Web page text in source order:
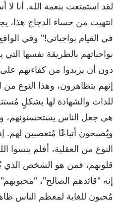
لقد استمتعت بنعمة الله. أنا
انتهيت من حساء الدجاج هذا،
في القيام بواجباتي!" وفي
بواجباتهم بالطريقة نفسها التي
دون أن يزيدوا من كفاءتهم على
إنهم يتظاهرون، وهذا النوع
للذات والشهادة لها بشكلٍ
هي جعل الناس يستحسنونهم،
ويُصبحون أتباعًا مُتعصبين لهم.
النوع من العقلية، أفلم ينسوا
قلوبهم، فمن هو الشخص الذي
إنه "قائدهم الصالح"،
مُحبون للغاية لمعظم الناس